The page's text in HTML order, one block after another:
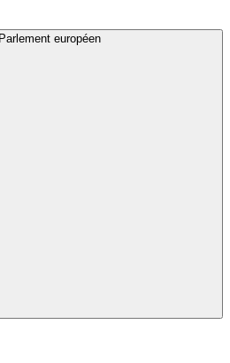
Parlement européen